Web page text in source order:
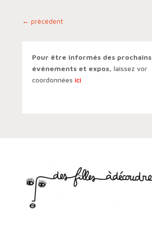
← précédent
Pour être informés des prochains
événements et expos, laissez vor
coordonnées ici